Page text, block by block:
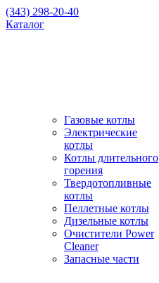
(343) 298-20-40
Каталог
Газовые котлы
Электрические
котлы
Котлы длительного
горения
Твердотопливные
котлы
Пеллетные котлы
Дизельные котлы
Очистители Power
Cleaner
Запасные части